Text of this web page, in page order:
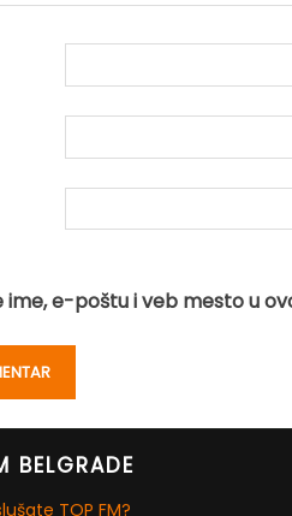
ime, e-poštu i veb mesto u
BELGRADE
TOP FM?